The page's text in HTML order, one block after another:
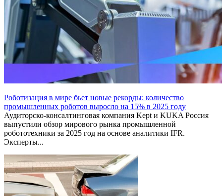
Роботизация в мире бьет новые рекорды: количество
промышленных роботов выросло на 15% в 2025 году
Аудиторско-консалтинговая компания Kept и KUKA Россия
выпустили обзор мирового рынка промышленной
робототехники за 2025 год на основе аналитики IFR.
Эксперты...